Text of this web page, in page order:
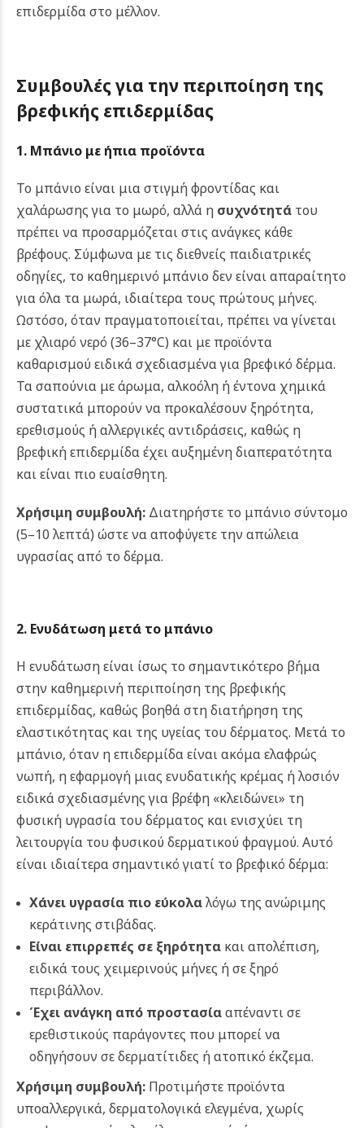
επιδερμίδα στο μέλλον.
Συμβουλές για την περιποίηση της
βρεφικής επιδερμίδας
1. Μπάνιο με ήπια προϊόντα
Το μπάνιο είναι μια στιγμή φροντίδας και
χαλάρωσης για το μωρό, αλλά η συχνότητά του
πρέπει να προσαρμόζεται στις ανάγκες κάθε
βρέφους. Σύμφωνα με τις διεθνείς παιδιατρικές
οδηγίες, το καθημερινό μπάνιο δεν είναι απαραίτητο
για όλα τα μωρά, ιδιαίτερα τους πρώτους μήνες.
Ωστόσο, όταν πραγματοποιείται, πρέπει να γίνεται
με χλιαρό νερό (36–37°C) και με προϊόντα
καθαρισμού ειδικά σχεδιασμένα για βρεφικό δέρμα.
Τα σαπούνια με άρωμα, αλκοόλη ή έντονα χημικά
συστατικά μπορούν να προκαλέσουν ξηρότητα,
ερεθισμούς ή αλλεργικές αντιδράσεις, καθώς η
βρεφική επιδερμίδα έχει αυξημένη διαπερατότητα
και είναι πιο ευαίσθητη.
Χρήσιμη συμβουλή: Διατηρήστε το μπάνιο σύντομο
(5–10 λεπτά) ώστε να αποφύγετε την απώλεια
υγρασίας από το δέρμα.
2. Ενυδάτωση μετά το μπάνιο
Η ενυδάτωση είναι ίσως το σημαντικότερο βήμα
στην καθημερινή περιποίηση της βρεφικής
επιδερμίδας, καθώς βοηθά στη διατήρηση της
ελαστικότητας και της υγείας του δέρματος. Μετά το
μπάνιο, όταν η επιδερμίδα είναι ακόμα ελαφρώς
νωπή, η εφαρμογή μιας ενυδατικής κρέμας ή λοσιόν
ειδικά σχεδιασμένης για βρέφη «κλειδώνει» τη
φυσική υγρασία του δέρματος και ενισχύει τη
λειτουργία του φυσικού δερματικού φραγμού. Αυτό
είναι ιδιαίτερα σημαντικό γιατί το βρεφικό δέρμα:
Χάνει υγρασία πιο εύκολαλόγω της ανώριμης
κεράτινης στιβάδας.
Είναι επιρρεπές σε ξηρότητακαι απολέπιση,
ειδικά τους χειμερινούς μήνες ή σε ξηρό
περιβάλλον.
Έχει ανάγκη από προστασίααπέναντι σε
ερεθιστικούς παράγοντες που μπορεί να
οδηγήσουν σε δερματίτιδες ή ατοπικό έκζεμα.
Χρήσιμη συμβουλή: Προτιμήστε προϊόντα
υποαλλεργικά, δερματολογικά ελεγμένα, χωρίς